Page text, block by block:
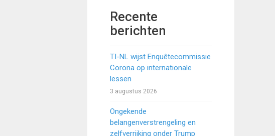
Recente
berichten
TI-NL wijst Enquêtecommissie
Corona op internationale
lessen
3 augustus 2026
Ongekende
belangenverstrengeling en
zelfverrijking onder Trump